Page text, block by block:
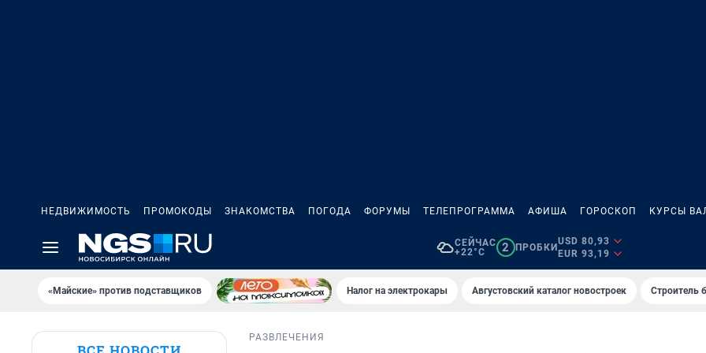
НЕДВИЖИМОСТЬ ПРОМОКОДЫ ЗНАКОМСТВА ПОГОДА ФОРУМЫ ТЕЛЕПРОГРАММА АФИША ГОРОСКОП КУРСЫ
СЕЙЧАС
+22°C
2 ПРОБКИ
USD 80,93
EUR 93,19
«Майские» против подставщиков Налог на электрокары Августовский каталог новостроек Строитель
РАЗВЛЕЧЕНИЯ